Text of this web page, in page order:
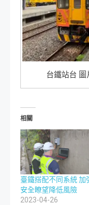
台鐵站台
相關
臺鐵搭配不同系統 加
安全瞭望降低風險
2023-04-26